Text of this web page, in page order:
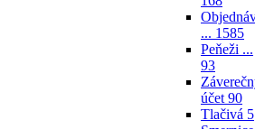
... 1585
Peňeži ...
93
účet 90
Tlačivá 5